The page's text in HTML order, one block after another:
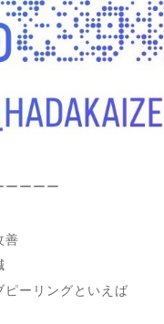
ーーーー
善
ピーリングといえば